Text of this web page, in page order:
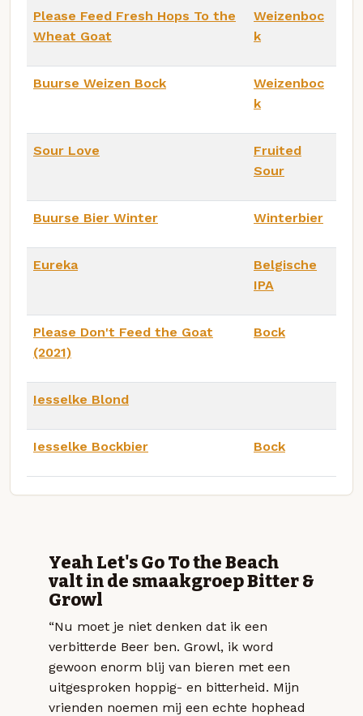
Please Feed Fresh Hops To the
Wheat Goat
Weizenboc
k
Buurse Weizen Bock
Weizenboc
k
Sour Love
Fruited
Sour
Buurse Bier Winter Winterbier
Eureka
Belgische
IPA
Please Don't Feed the Goat
(2021)
Bock
Iesselke Blond
Iesselke Bockbier Bock
Yeah Let's Go To the Beach
valt in de smaakgroep Bitter &
Growl
“Nu moet je niet denken dat ik een
verbitterde Beer ben. Growl, ik word
gewoon enorm blij van bieren met een
uitgesproken hoppig- en bitterheid. Mijn
vrienden noemen mij een echte hophead